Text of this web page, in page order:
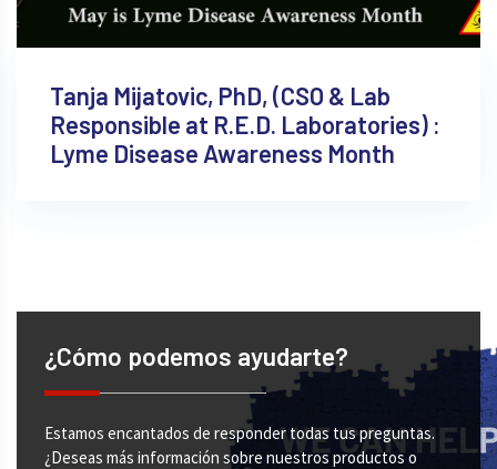
Tanja Mijatovic, PhD, (CSO & Lab
Responsible at R.E.D. Laboratories) :
Lyme Disease Awareness Month
¿Cómo podemos ayudarte?
Estamos encantados de responder todas tus preguntas.
¿Deseas más información sobre nuestros productos o